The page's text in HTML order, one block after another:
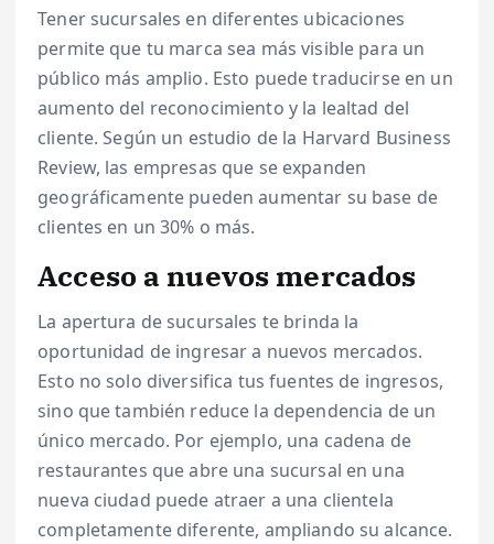
Tener sucursales en diferentes ubicaciones
permite que tu marca sea más visible para un
público más amplio. Esto puede traducirse en un
aumento del reconocimiento y la lealtad del
cliente. Según un estudio de la Harvard Business
Review, las empresas que se expanden
geográficamente pueden aumentar su base de
clientes en un 30% o más.
Acceso a nuevos mercados
La apertura de sucursales te brinda la
oportunidad de ingresar a nuevos mercados.
Esto no solo diversifica tus fuentes de ingresos,
sino que también reduce la dependencia de un
único mercado. Por ejemplo, una cadena de
restaurantes que abre una sucursal en una
nueva ciudad puede atraer a una clientela
completamente diferente, ampliando su alcance.